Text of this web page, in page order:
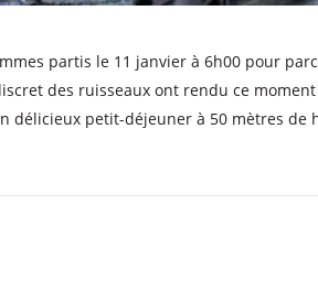
partis le 11 janvier à 6h00 pour
des ruisseaux ont rendu ce
délicieux petit-déjeuner à 50 mètres